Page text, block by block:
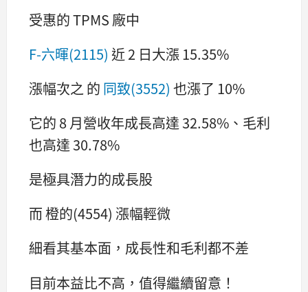
受惠的 TPMS 廠中
F-六暉(2115) 近 2 日大漲 15.35%
漲幅次之 的 同致(3552) 也漲了 10%
它的 8 月營收年成長高達 32.58%、毛利
也高達 30.78%
是極具潛力的成長股
而 橙的(4554) 漲幅輕微
細看其基本面，成長性和毛利都不差
目前本益比不高，值得繼續留意！